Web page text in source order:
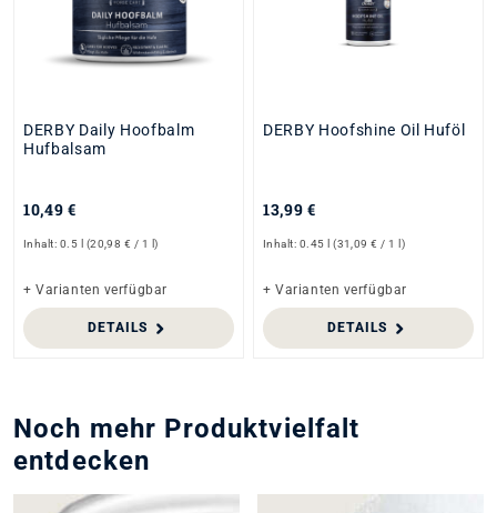
DERBY Daily Hoofbalm
Hufbalsam
10,49 €
Inhalt: 0.5 l (20,98 € / 1 l)
+ Varianten verfügbar
DETAILS
DERBY Hoofshine Oil Huföl
13,99 €
Inhalt: 0.45 l(31,09 € / 1 l)
+ Varianten verfügbar
DETAILS
Noch mehr Produktvielfalt
entdecken